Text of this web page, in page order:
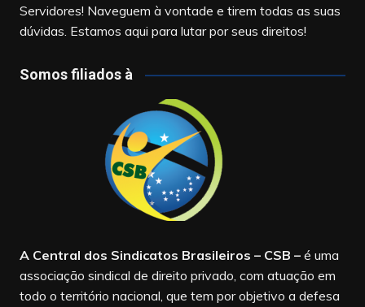
Servidores! Naveguem à vontade e tirem todas as suas
dúvidas. Estamos aqui para lutar por seus direitos!
Somos filiados à
A Central dos Sindicatos Brasileiros – CSB –é uma
associação sindical de direito privado, com atuação em
todo o território nacional, que tem por objetivo a defesa